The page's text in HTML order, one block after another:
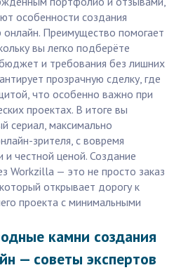
особенности создания
Преимущество помогает
вы легко подберёте
и требования без лишних
прозрачную сделку, где
что особенно важно при
проектах. В итоге вы
сериал, максимально
зрителя, с вовремя
честной ценой. Создание
Workzilla — это не просто заказ
открывает дорогу к
проекта с минимальными
камни создания
— советы экспертов